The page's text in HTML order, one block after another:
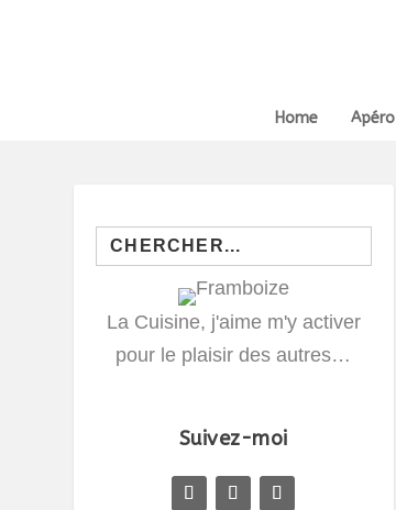
Home Apéro
Search
for:
La Cuisine, j'aime m'y activer
pour le plaisir des autres…
Suivez-moi